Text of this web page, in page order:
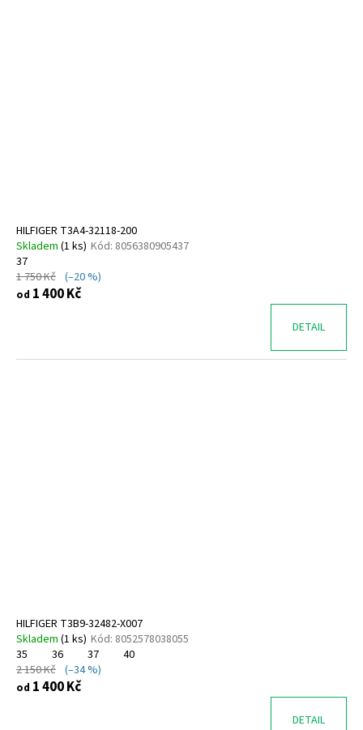
HILFIGER T3A4-32118-200
Skladem (1 ks) Kód: 8056380905437
37
1 750 Kč (–20 %)
od 1 400 Kč
DETAIL
HILFIGER T3B9-32482-X007
Skladem (1 ks) Kód: 8052578038055
35
36 37
40
2 150 Kč (–34 %)
od 1 400 Kč
DETAIL